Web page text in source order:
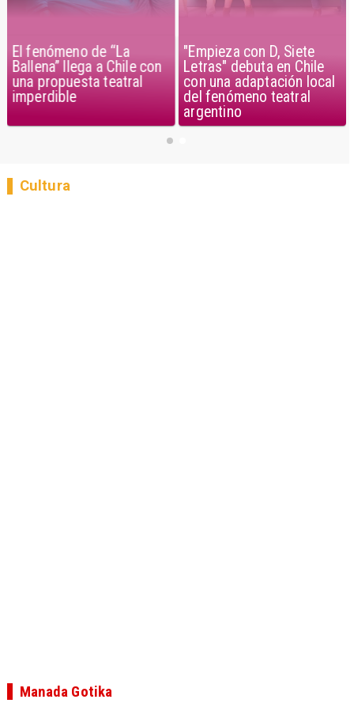
El fenómeno de “La
Ballena” llega a Chile con
una propuesta teatral
imperdible
"Empieza con D, Siete
Letras" debuta en Chile
con una adaptación local
del fenómeno teatral
argentino
Cultura
Manada Gotika